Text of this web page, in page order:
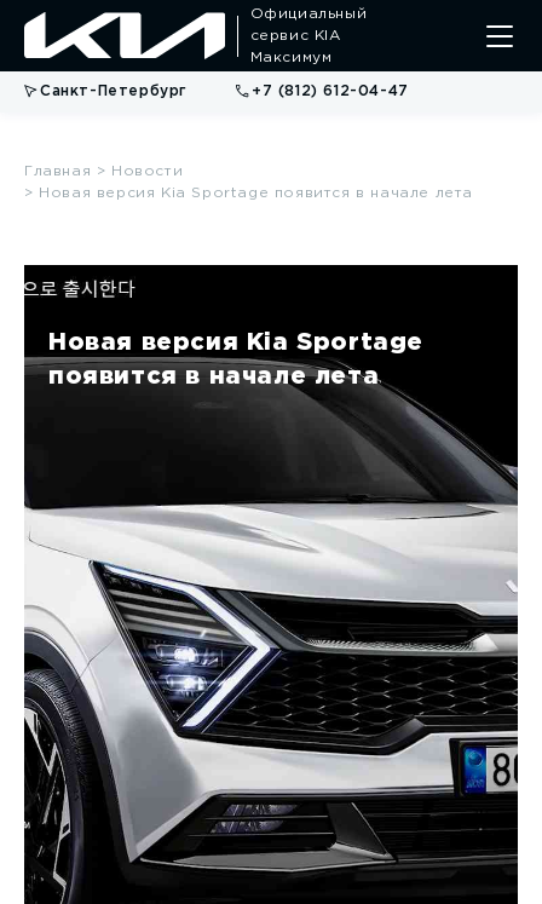
Официальный
сервис KIA
Максимум
Санкт-Петербург +7 (812) 612-04-47
Главная
> Новости
> Новая версия Kia Sportage появится в начале лета
Новая версия Kia Sportage
появится в начале лета